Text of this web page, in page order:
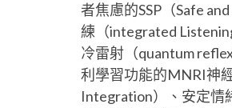
者焦慮的SSP（Safe
練（integrated
冷雷射（quantum
利學習功能的MNRI神
Integration）、安定情